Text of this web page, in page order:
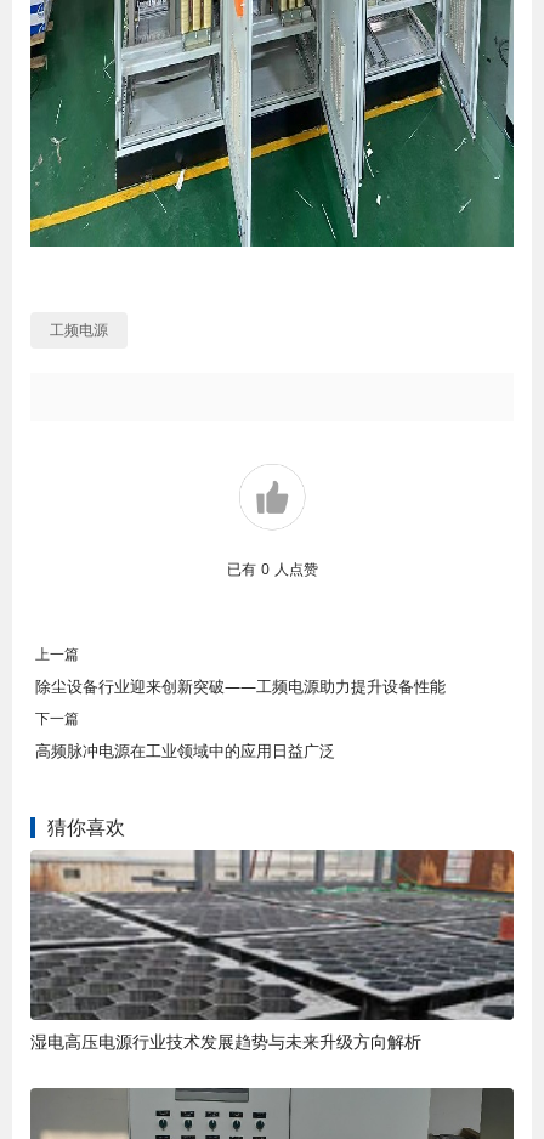
工频电源
已有 0 人点赞
上一篇
除尘设备行业迎来创新突破——工频电源助力提升设备性能
下一篇
高频脉冲电源在工业领域中的应用日益广泛
猜你喜欢
湿电高压电源行业技术发展趋势与未来升级方向解析